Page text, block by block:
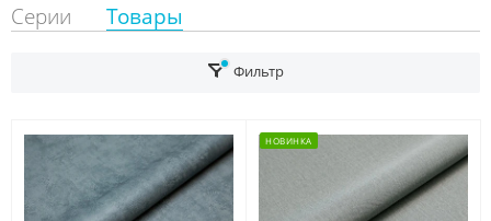
Серии Товары
Фильтр
НОВИНКА